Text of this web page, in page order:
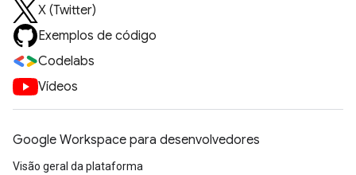
X (Twitter)
Exemplos de código
Codelabs
Vídeos
Google Workspace para desenvolvedores
Visão geral da plataforma